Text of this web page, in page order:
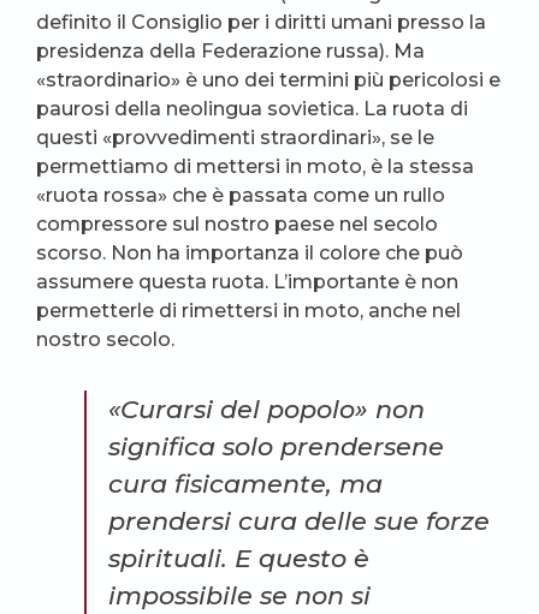
definito il Consiglio per i diritti umani presso la
presidenza della Federazione russa). Ma
«straordinario» è uno dei termini più pericolosi e
paurosi della neolingua sovietica. La ruota di
questi «provvedimenti straordinari», se le
permettiamo di mettersi in moto, è la stessa
«ruota rossa» che è passata come un rullo
compressore sul nostro paese nel secolo
scorso. Non ha importanza il colore che può
assumere questa ruota. L’importante è non
permetterle di rimettersi in moto, anche nel
nostro secolo.
«Curarsi del popolo» non
significa solo prendersene
cura fisicamente, ma
prendersi cura delle sue forze
spirituali. E questo è
impossibile se non si